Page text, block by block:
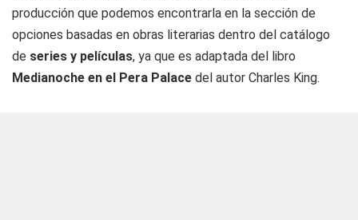
producción que podemos encontrarla en la sección de
opciones basadas en obras literarias dentro del catálogo
de series y películas, ya que es adaptada del libro
Medianoche en el Pera Palace del autor Charles King.